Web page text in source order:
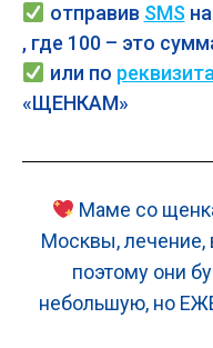
отправив SMS
, где 100 – это
или по
«ЩЕНКАМ»
Маме со
Москвы, лечение,
поэтому они
небольшую, но